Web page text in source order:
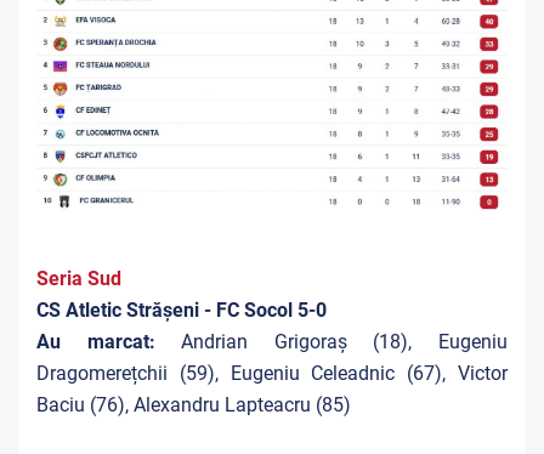
Seria Sud
CS Atletic Strășeni - FC Socol 5-0
Au marcat:Andrian Grigoraș (18), Eugeniu
Dragomerețchii (59), Eugeniu Celeadnic (67), Victor
Baciu (76), Alexandru Lapteacru (85)